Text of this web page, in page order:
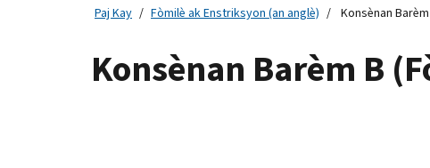
Paj Kay Fòmilè ak Enstriksyon (an anglè) Konsènan
Konsènan Barèm B